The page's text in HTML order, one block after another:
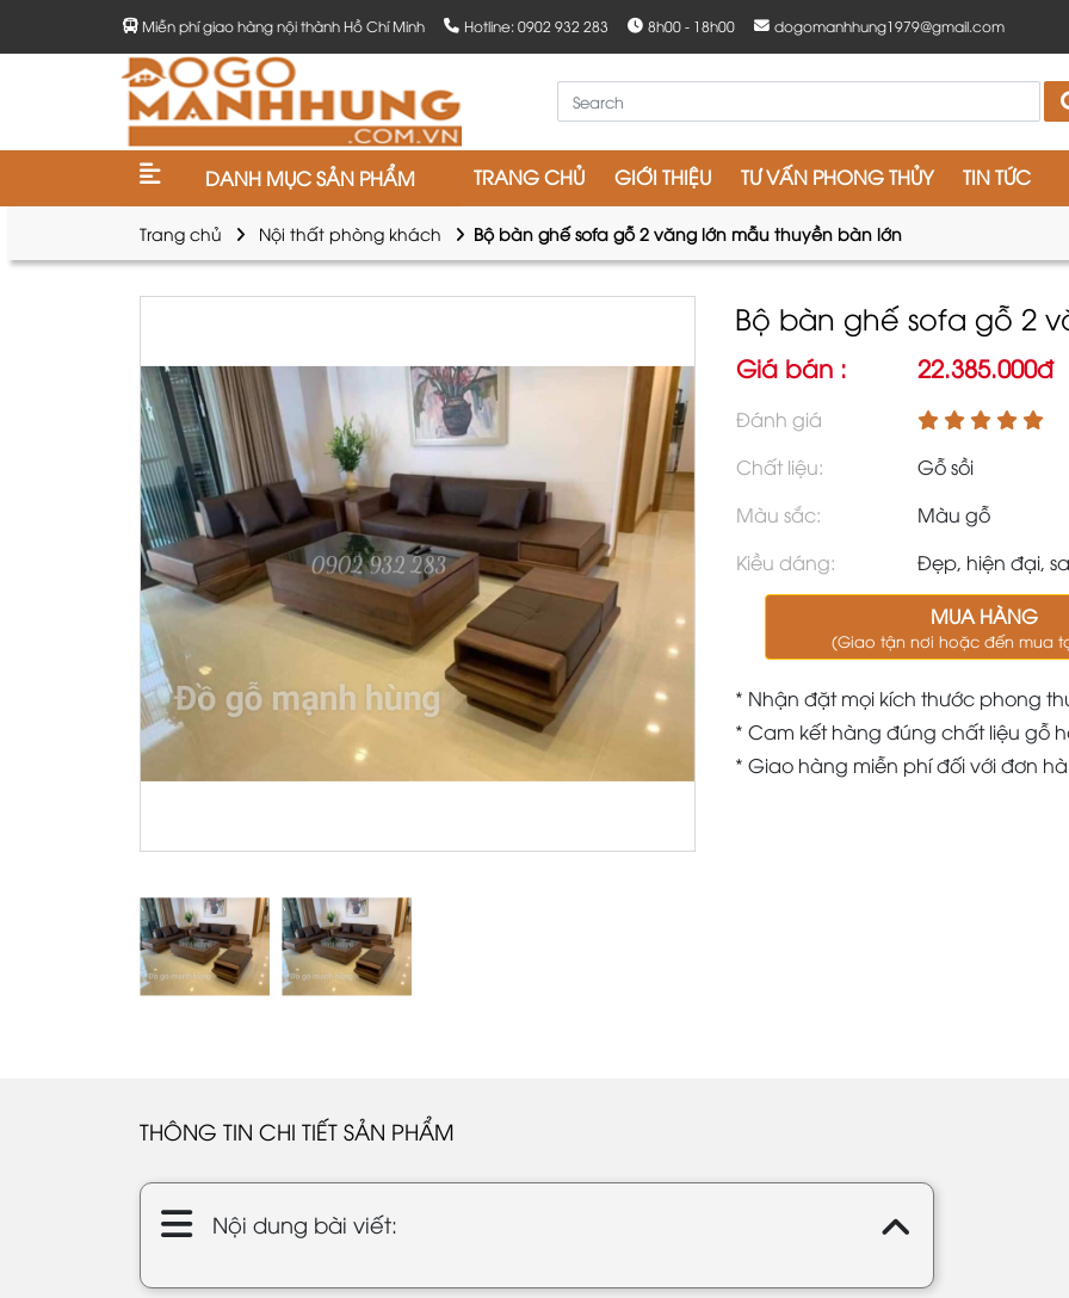
Miễn phí giao hàng nội thành Hồ Chí Minh Hotline: 0902 932 283 8h00 - 18h00 dogomanhhung1979@gmail.com
DANH MỤC SẢN PHẨM TRANG CHỦ GIỚI THIỆU TƯ VẤN PHONG THỦY TIN TỨC
Trang chủ Nội thất phòng khách Bộ bàn ghế sofa gỗ 2 văng lớn mẫu thuyền bàn lớn
Bộ bàn ghế sofa gỗ 2
Giá bán : 22.385.000đ
Đánh giá
Chất liệu:
Gỗ sồi
Màu sắc:
Màu gỗ
Kiều dáng:
Đẹp, hiện đại,
MUA HÀNG
(Giao tận nơi hoặc đến mua
* Nhận đặt mọi kích thước phong
* Cam kết hàng đúng chất liệu gỗ
* Giao hàng miễn phí đối với đơn
THÔNG TIN CHI TIẾT SẢN PHẨM
Nội dung bài viết: